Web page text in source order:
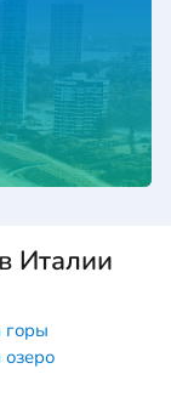
Италии
горы